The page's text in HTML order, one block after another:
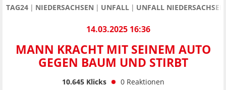
TAG24 NIEDERSACHSEN UNFALL UNFALL
14.03.2025 16:36
MANN KRACHT MIT SEINEM AUTO
GEGEN BAUM UND STIRBT
10.645Klicks 0 Reaktionen